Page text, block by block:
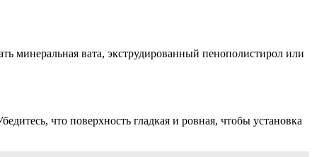
минеральная вата, экструдированный пенополистирол или
что поверхность гладкая и ровная, чтобы установка